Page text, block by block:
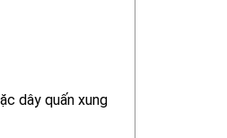
dây quấn xung